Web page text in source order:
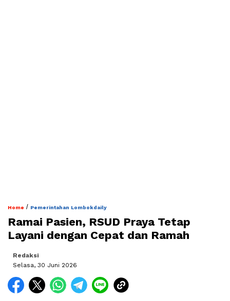
Home / Pemerintahan Lombokdaily
Ramai Pasien, RSUD Praya Tetap
Layani dengan Cepat dan Ramah
Redaksi
Selasa, 30 Juni 2026